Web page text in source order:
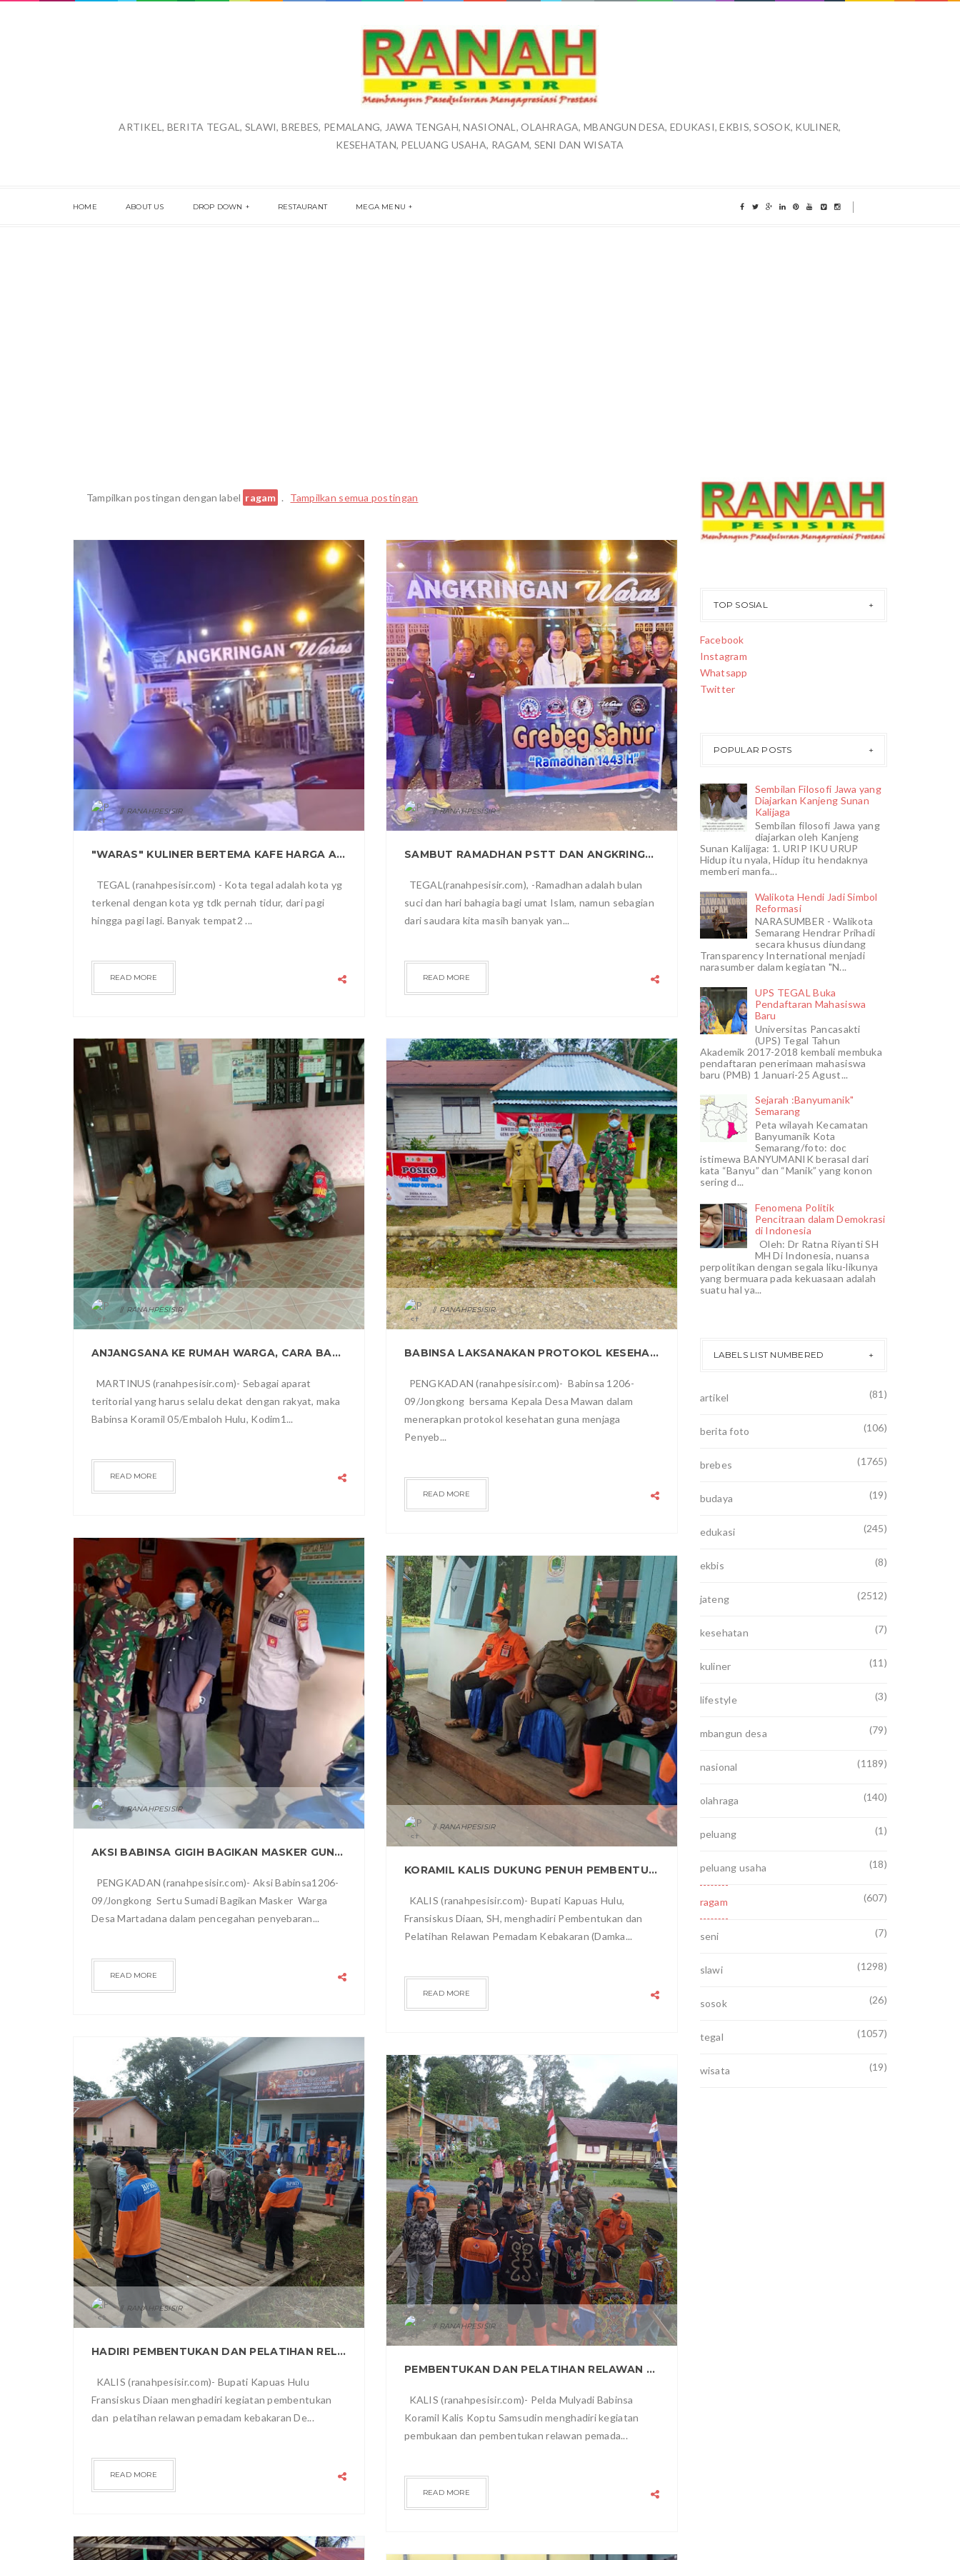
ARTIKEL, BERITA TEGAL, SLAWI, BREBES, PEMALANG, JAWA TENGAH, NASIONAL, OLAHRAGA, MBANGUN DESA, EDUKASI, EKBIS, SOSOK, KULINER,
KESEHATAN, PELUANG USAHA, RAGAM, SENI DAN WISATA
HOME ABOUT US DROP DOWN RESTAURANT MEGA MENU
Tampilkan postingan dengan label ragam . Tampilkan semua postingan
202
2
JUN 22
0
RANAHPESISIR
"WARAS" KULINER BERTEMA KAFE HARGA ANGKRINGAN
TEGAL (ranahpesisir.com) - Kota tegal adalah kota yg
terkenal dengan kota yg tdk pernah tidur, dari pagi
hingga pagi lagi. Banyak tempat2 ...
READ MORE
30
RANAHPESISIR
SAMBUT RAMADHAN PSTT DAN ANGKRINGAN WARAS GELAR BAKSOS
TEGAL(ranahpesisir.com), -Ramadhan adalah bulan
suci dan hari bahagia bagi umat Islam, namun sebagian
dari saudara kita masih banyak yan...
READ MORE
2021
JUN 19
0
RANAHPESISIR
ANJANGSANA KE RUMAH WARGA, CARA BABINSA KORAMIL 05/EMBALOH HULU ERATKAN SILATURAHMI
MARTINUS (ranahpesisir.com)- Sebagai aparat
teritorial yang harus selalu dekat dengan rakyat, maka
Babinsa Koramil 05/Embaloh Hulu, Kodim1...
READ MORE
2021
RANAHPESISIR
BABINSA LAKSANAKAN PROTOKOL KESEHATAN BERSAMA KADES DI POSKO COVID-19
PENGKADAN (ranahpesisir.com)- Babinsa 1206-
09/Jongkong bersama Kepala Desa Mawan dalam
menerapkan protokol kesehatan guna menjaga
Penyeb...
READ MORE
2021
JUN 19
0
RANAHPESISIR
AKSI BABINSA GIGIH BAGIKAN MASKER GUNA PENCEGAHAN WARGA DESA MARTADANA PENGKADAN
PENGKADAN (ranahpesisir.com)- Aksi Babinsa1206-
09/Jongkong Sertu Sumadi Bagikan Masker Warga
Desa Martadana dalam pencegahan penyebaran...
READ MORE
JUN 19
0
RANAHPESISIR
KORAMIL KALIS DUKUNG PENUH PEMBENTUKAN DAN PELATIHAN RELAWAN DAMKAR DESA RANTAU KALIS
KALIS (ranahpesisir.com)- Bupati Kapuas Hulu,
Fransiskus Diaan, SH, menghadiri Pembentukan dan
Pelatihan Relawan Pemadam Kebakaran (Damka...
READ MORE
2021
JUN 19
0
RANAHPESISIR
HADIRI PEMBENTUKAN DAN PELATIHAN RELAWAN KEBAKARAN DESA, INI HARAPAN BABINSA KORAMIL 1206/12
KALIS (ranahpesisir.com)- Bupati Kapuas Hulu
Fransiskus Diaan menghadiri kegiatan pembentukan
dan pelatihan relawan pemadam kebakaran De...
READ MORE
2021
RANAHPESISIR
PEMBENTUKAN DAN PELATIHAN RELAWAN PEMADAM KEBAKARAN DI KALIS, INI PESAN BABINSA KORAMIL 1206-12 KALIS
KALIS (ranahpesisir.com)- Pelda Mulyadi Babinsa
Koramil Kalis Koptu Samsudin menghadiri kegiatan
pembukaan dan pembentukan relawan pemada...
READ MORE
TOP SOSIAL
Facebook
Instagram
Whatsapp
Twitter
POPULAR POSTS
Sembilan Filosofi Jawa yang
Diajarkan Kanjeng Sunan
Kalijaga
Sembilan filosofi Jawa yang
diajarkan oleh Kanjeng
Sunan Kalijaga: 1. URIP IKU URUP
Hidup itu nyala, Hidup itu hendaknya
memberi manfa...
Walikota Hendi Jadi Simbol
Reformasi
NARASUMBER - Walikota
Semarang Hendrar Prihadi
secara khusus diundang
Transparency International menjadi
narasumber dalam kegiatan "N...
UPS TEGAL Buka
Pendaftaran Mahasiswa
Baru
Universitas Pancasakti
(UPS) Tegal Tahun
Akademik 2017-2018 kembali membuka
pendaftaran penerimaan mahasiswa
baru (PMB) 1 Januari-25 Agust...
Sejarah :Banyumanik"
Semarang
Peta wilayah Kecamatan
Banyumanik Kota
Semarang/foto: doc
istimewa BANYUMANIK berasal dari
kata “Banyu” dan “Manik” yang konon
sering d...
Fenomena Politik
Pencitraan dalam Demokrasi
di Indonesia
Oleh: Dr Ratna Riyanti SH
MH Di Indonesia, nuansa
perpolitikan dengan segala liku-likunya
yang bermuara pada kekuasaan adalah
suatu hal ya...
LABELS LIST NUMBERED
artikel (81)
berita foto (106)
brebes (1765)
budaya (19)
edukasi (245)
ekbis (8)
jateng (2512)
kesehatan (7)
kuliner (11)
lifestyle (3)
mbangun desa (79)
nasional (1189)
olahraga (140)
peluang (1)
peluang usaha (18)
ragam (607)
seni (7)
slawi (1298)
sosok (26)
tegal (1057)
wisata (19)